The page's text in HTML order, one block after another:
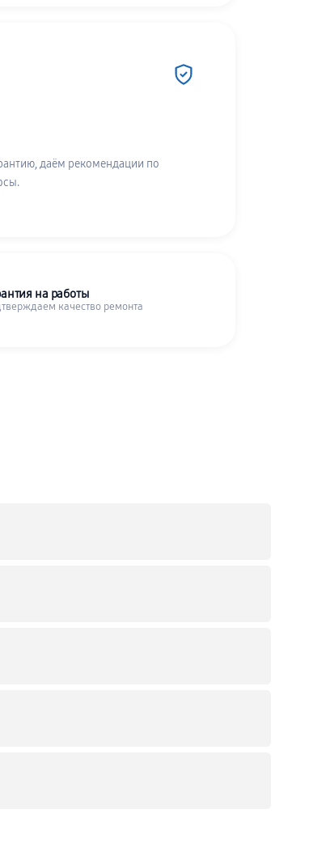
даём рекомендации по
на работы
качество ремонта